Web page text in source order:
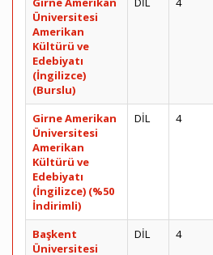
Üniversitesi
Amerikan
Kültürü ve
Edebiyatı
(İngilizce)
(Burslu)
Girne Amerikan
Üniversitesi
Amerikan
Kültürü ve
Edebiyatı
(İngilizce) (%50
İndirimli)
DİL 4
Başkent
Üniversitesi
DİL 4